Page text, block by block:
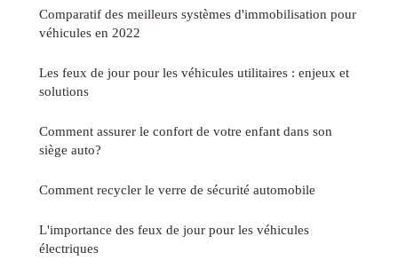
Comparatif des meilleurs systèmes d'immobilisation pour
véhicules en 2022
Les feux de jour pour les véhicules utilitaires : enjeux et
solutions
Comment assurer le confort de votre enfant dans son
siège auto?
Comment recycler le verre de sécurité automobile
L'importance des feux de jour pour les véhicules
électriques